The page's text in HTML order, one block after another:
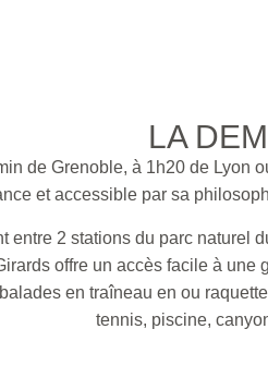
LA
de Grenoble, à 1h20 de Lyon
et accessible par sa
entre 2 stations du parc naturel
offre un accès facile à une
en traîneau en ou
tennis, piscine,